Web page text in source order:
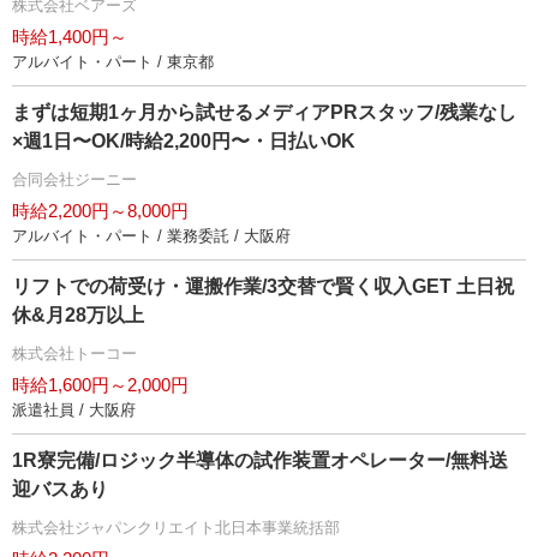
株式会社ベアーズ
時給1,400円～
アルバイト・パート / 東京都
まずは短期1ヶ月から試せるメディアPRスタッフ/残業なし
×週1日〜OK/時給2,200円〜・日払いOK
合同会社ジーニー
時給2,200円～8,000円
アルバイト・パート / 業務委託 / 大阪府
リフトでの荷受け・運搬作業/3交替で賢く収入GET 土日祝
休&月28万以上
株式会社トーコー
時給1,600円～2,000円
派遣社員 / 大阪府
1R寮完備/ロジック半導体の試作装置オペレーター/無料送
迎バスあり
株式会社ジャパンクリエイト北日本事業統括部